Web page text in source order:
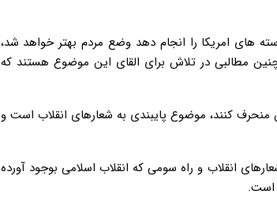
های امریکا را انجام دهد وضع مردم بهتر خواهد شد،
چنین مطالبی در تلاش برای القای این موضوع هستند که
کنند، موضوع پایبندی به شعارهای انقلاب است و
انقلاب و راه سومی که انقلاب اسلامی بوجود آورده
است.